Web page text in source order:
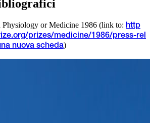
Physiology or Medicine 1986 (link to: http
prizes/medicine/1986/press-rel
nuova scheda)